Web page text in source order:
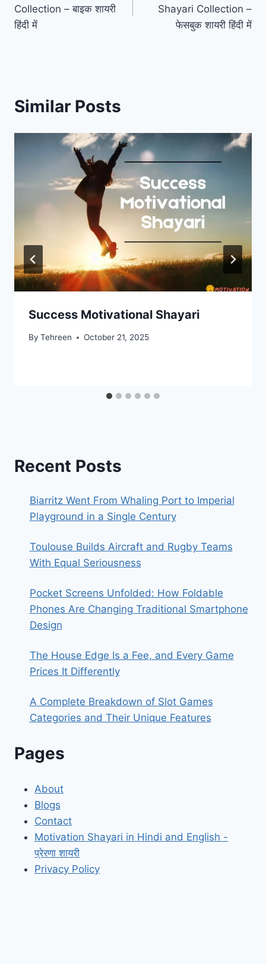
Collection – बाइक शायरी
हिंदी में
Shayari Collection –
फेसबुक शायरी हिंदी में
Similar Posts
Success Motivational Shayari​
By Tehreen October 21, 2025
Recent Posts
Biarritz Went From Whaling Port to Imperial
Playground in a Single Century
Toulouse Builds Aircraft and Rugby Teams
With Equal Seriousness
Pocket Screens Unfolded: How Foldable
Phones Are Changing Traditional Smartphone
Design
The House Edge Is a Fee, and Every Game
Prices It Differently
A Complete Breakdown of Slot Games
Categories and Their Unique Features
Pages
About
Blogs
Contact
Motivation Shayari in Hindi and English -
प्रेरणा शायरी
Privacy Policy